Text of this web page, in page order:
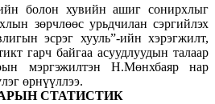
болон хувийн ашиг сонирхлыг
зөрчлөөс урьдчилан сэргийлэх
эсрэг хууль”-ийн хэрэгжилт,
гарч байгаа асуудлуудын талаар
мэргэжилтэн Н.Мөнхбаяр нар
өрнүүллээ.
СТАТИСТИК